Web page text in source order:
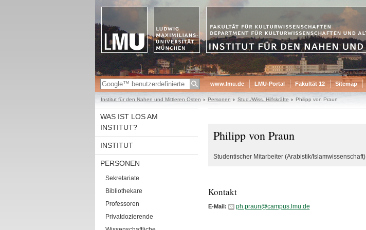
www.lmu.de LMU-Portal Fakultät 12 Sitemap
Institut für den Nahen und Mittleren Osten Personen Stud./Wiss. Hilfskräfte Philipp von Praun
WAS IST LOS AM
INSTITUT?
INSTITUT
PERSONEN
Sekretariate
Bibliothekare
Professoren
Privatdozierende
Philipp von Praun
Studentischer Mitarbeiter (Arabistik/Islamwissenschaft)
Kontakt
E-Mail: ph.praun@campus.lmu.de